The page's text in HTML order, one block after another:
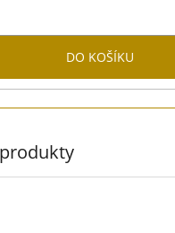
DO KOŠÍKU